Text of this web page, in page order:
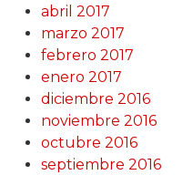
abril 2017
marzo 2017
febrero 2017
enero 2017
diciembre 2016
noviembre 2016
octubre 2016
septiembre 2016